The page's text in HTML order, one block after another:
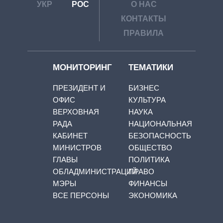
УКР РОС
О НАС
КОНТАКТЫ
ПРАВИЛА
МОНИТОРИНГ
ПРЕЗИДЕНТ И
ОФИС
ВЕРХОВНАЯ
РАДА
КАБИНЕТ
МИНИСТРОВ
ГЛАВЫ
ОБЛАДМИНИСТРАЦИЙ
МЭРЫ
ВСЕ ПЕРСОНЫ
ТЕМАТИКИ
БИЗНЕС
КУЛЬТУРА
НАУКА
НАЦИОНАЛЬНАЯ
БЕЗОПАСНОСТЬ
ОБЩЕСТВО
ПОЛИТИКА
ПРАВО
ФИНАНСЫ
ЭКОНОМИКА